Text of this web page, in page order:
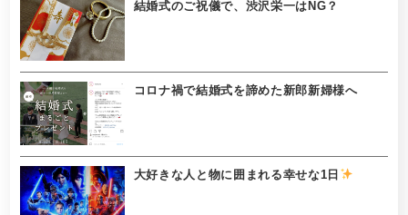
結婚式のご祝儀で、渋沢栄一はNG？
コロナ禍で結婚式を諦めた新郎新婦様へ
大好きな人と物に囲まれる幸せな1日